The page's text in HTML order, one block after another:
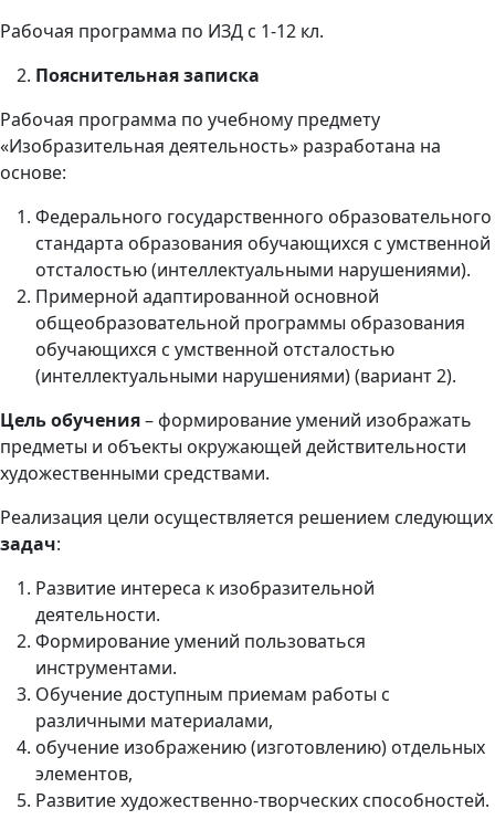
Рабочая программа по ИЗД с 1-12 кл.
Пояснительная записка
Рабочая программа по учебному предмету
«Изобразительная деятельность» разработана на
основе:
Федерального государственного образовательного
стандарта образования обучающихся с умственной
отсталостью (интеллектуальными нарушениями).
Примерной адаптированной основной
общеобразовательной программы образования
обучающихся с умственной отсталостью
(интеллектуальными нарушениями) (вариант 2).
Цель обучения– формирование умений изображать
предметы и объекты окружающей действительности
художественными средствами.
Реализация цели осуществляется решением следующих
задач:
Развитие интереса к изобразительной
деятельности.
Формирование умений пользоваться
инструментами.
Обучение доступным приемам работы с
различными материалами,
обучение изображению (изготовлению) отдельных
элементов,
Развитие художественно-творческих способностей.